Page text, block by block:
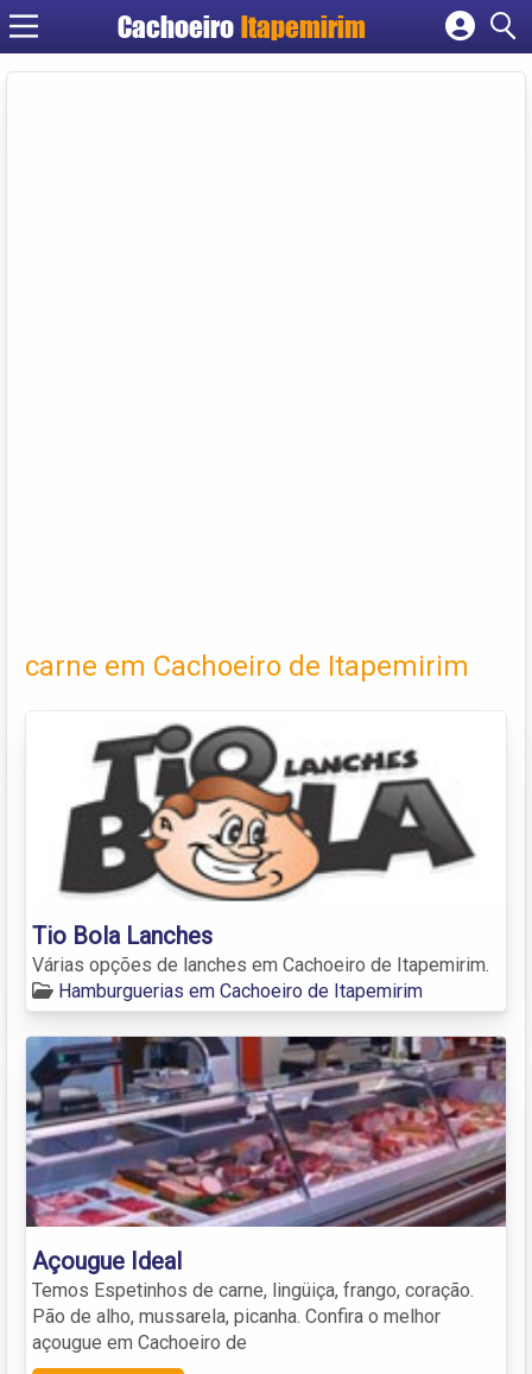
Cachoeiro Itapemirim
Cadastrar empresa
carne em Cachoeiro de Itapemirim
Tio Bola Lanches
Várias opções de lanches em Cachoeiro de Itapemirim.
Hamburguerias em Cachoeiro de Itapemirim
Açougue Ideal
Temos Espetinhos de carne, lingüiça, frango, coração.
Pão de alho, mussarela, picanha. Confira o melhor
açougue em Cachoeiro de